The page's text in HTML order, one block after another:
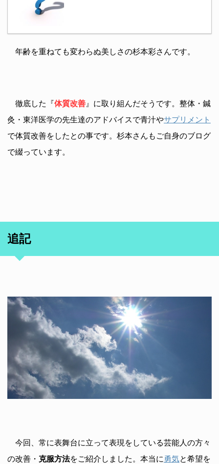
年齢を重ねても変わらぬ美しさの杉本彩さんです。
徹底した『体質改善 』に取り組んだそうです。整体・鍼
灸・東洋医学の先生達のアドバイスで青汁やサプリメント
で体質改善をしたとの事です。杉本さんもご自身のブログ
で綴っています。
追記
今回、常に表舞台に立って表現をしている芸能人の方々
の改善・ 克服方法をご紹介しました。本当に 勇気と希望を